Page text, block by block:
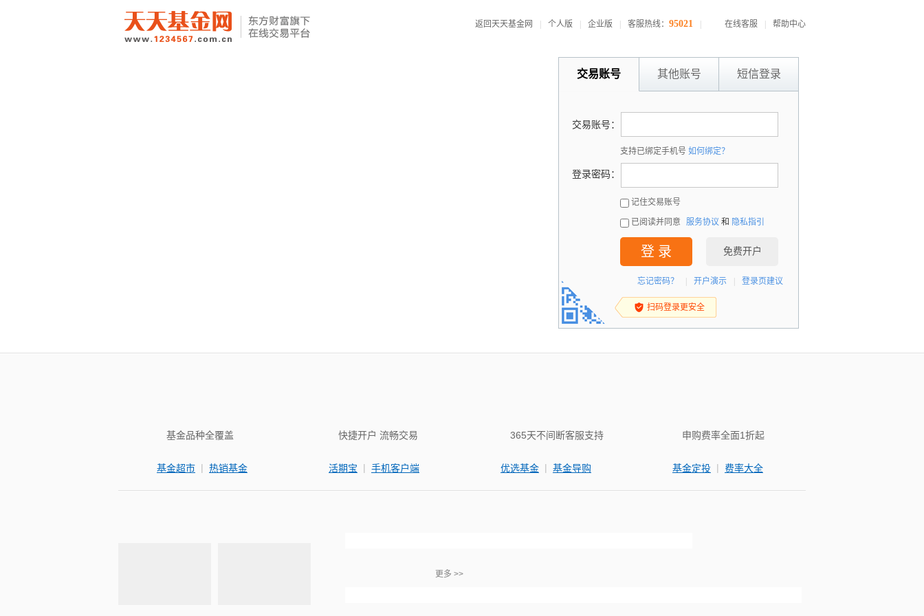
返回天天基金网 个人版 企业版 客服热线： 95021 在线客服 帮助中心
交易账号 其他账号 短信登录
交易账号：
支持已绑定手机号 如何绑定？
登录密码：
记住交易账号
已阅读并同意 服务协议 和 隐私指引
登 录 免费开户
忘记密码？ 开户演示 登录页建议
扫码登录更安全
基金品种全覆盖
基金超市 | 热销基金
快捷开户 流畅交易
活期宝 | 手机客户端
365天不间断客服支持
优选基金 | 基金导购
申购费率全面1折起
基金定投 | 费率大全
更多 >>